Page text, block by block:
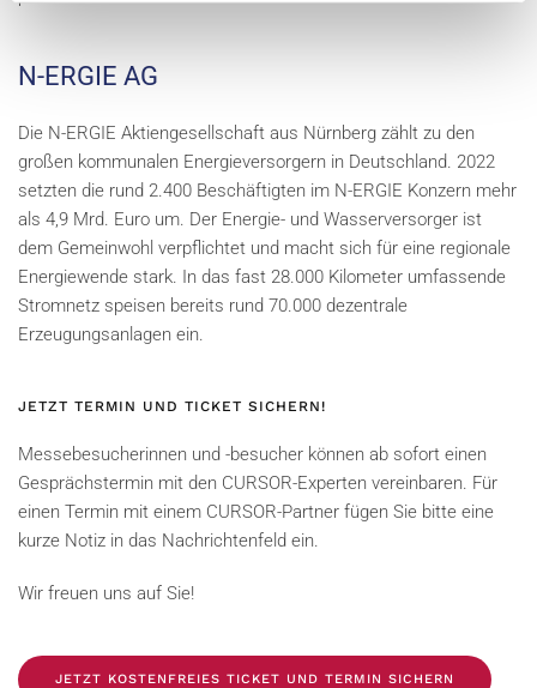
N-ERGIE AG
Die N-ERGIE Aktiengesellschaft aus Nürnberg zählt zu den
großen kommunalen Energieversorgern in Deutschland. 2022
setzten die rund 2.400 Beschäftigten im N-ERGIE Konzern mehr
als 4,9 Mrd. Euro um. Der Energie- und Wasserversorger ist
dem Gemeinwohl verpflichtet und macht sich für eine regionale
Energiewende stark. In das fast 28.000 Kilometer umfassende
Stromnetz speisen bereits rund 70.000 dezentrale
Erzeugungsanlagen ein.
JETZT TERMIN UND TICKET SICHERN!
Messebesucherinnen und -besucher können ab sofort einen
Gesprächstermin mit den CURSOR-Experten vereinbaren. Für
einen Termin mit einem CURSOR-Partner fügen Sie bitte eine
kurze Notiz in das Nachrichtenfeld ein.
Wir freuen uns auf Sie!
JETZT KOSTENFREIES TICKET UND TERMIN SICHERN